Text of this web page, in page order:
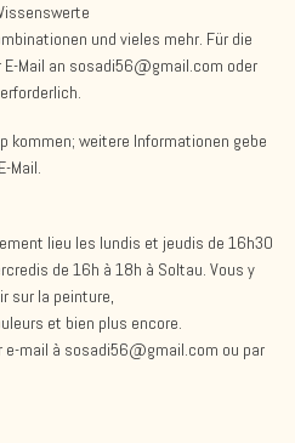
und vieles mehr. Für die
Mail an sosadi56@gmail.com oder
kommen; weitere Informationen gebe
Mail.
lieu les lundis et jeudis de 16h30
de 16h à 18h à Soltau. Vous y
sur la peinture,
et bien plus encore.
mail à sosadi56@gmail.com ou par